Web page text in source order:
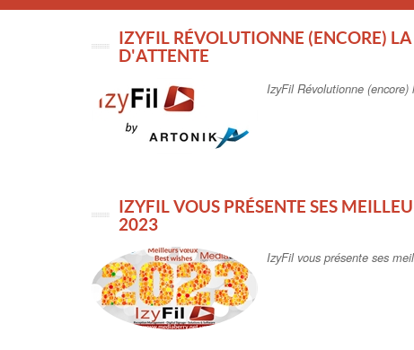
IZYFIL RÉVOLUTIONNE (ENCORE) LA
D'ATTENTE
IzyFil Révolutionne
IZYFIL VOUS PRÉSENTE SES
2023
IzyFil vous présente ses